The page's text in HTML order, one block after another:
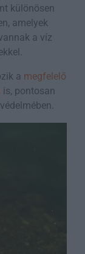
különösen
amelyek
a víz
a megfelelő
is, pontosan